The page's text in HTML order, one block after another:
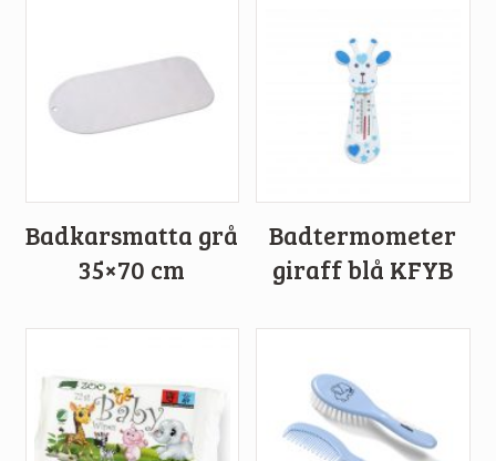
Badkarsmatta grå
35×70 cm
Badtermometer
giraff blå KFYB